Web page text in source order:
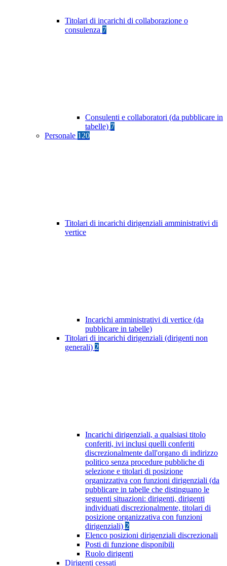
Titolari di incarichi di collaborazione o
consulenza 7
Consulenti e collaboratori (da pubblicare in
tabelle) 7
Personale 120
Titolari di incarichi dirigenziali amministrativi di
vertice
Incarichi amministrativi di vertice (da
pubblicare in tabelle)
Titolari di incarichi dirigenziali (dirigenti non
generali) 2
Incarichi dirigenziali, a qualsiasi titolo
conferiti, ivi inclusi quelli conferiti
discrezionalmente dall'organo di indirizzo
politico senza procedure pubbliche di
selezione e titolari di posizione
organizzativa con funzioni dirigenziali (da
pubblicare in tabelle che distinguano le
seguenti situazioni: dirigenti, dirigenti
individuati discrezionalmente, titolari di
posizione organizzativa con funzioni
dirigenziali) 2
Elenco posizioni dirigenziali discrezionali
Posti di funzione disponibili
Ruolo dirigenti
Dirigenti cessati